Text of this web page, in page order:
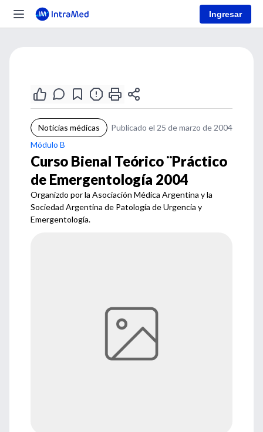
Ingresar
Noticias médicas
Publicado el 25 de marzo de 2004
Módulo B
Curso Bienal Teórico ¨Práctico
de Emergentología 2004
Organizdo por la Asociación Médica Argentina y la
Sociedad Argentina de Patología de Urgencia y
Emergentología.